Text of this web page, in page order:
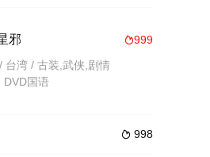
999
邪
台湾 / 古装,武侠,剧情
DVD国语
 998